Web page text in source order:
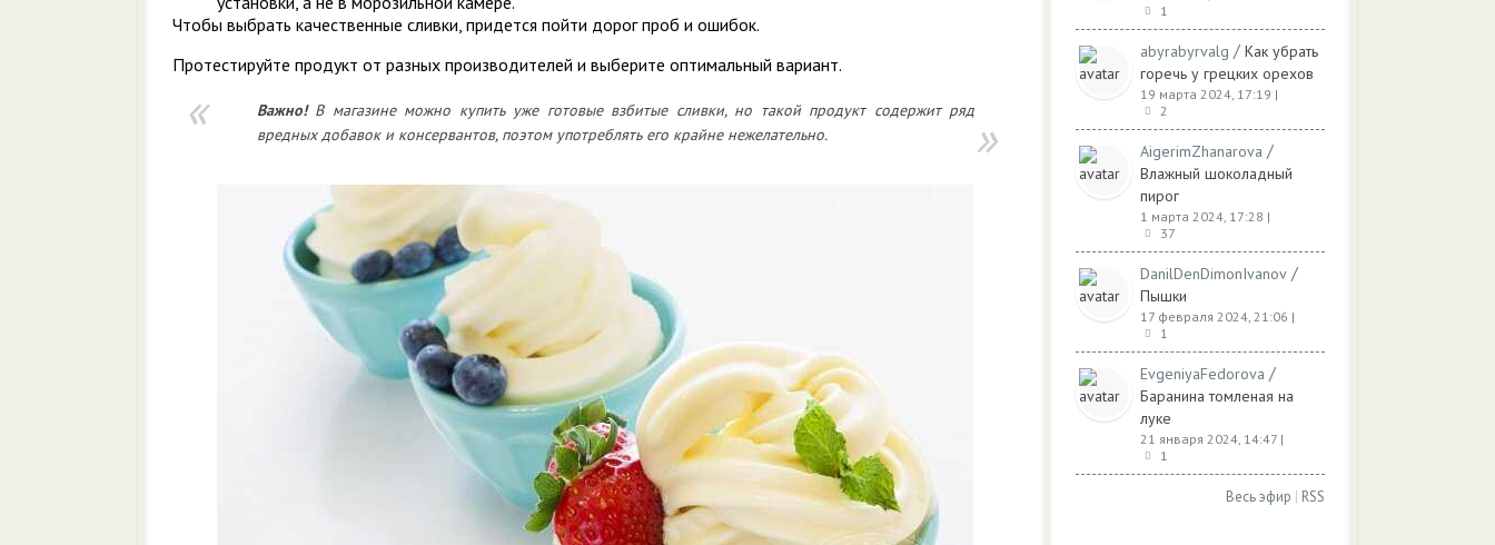
Чтобы выбрать качественные сливки, придется пойти дорог проб и ошибок.
Протестируйте продукт от разных производителей и выберите оптимальный вариант.
Важно!В магазине можно купить уже готовые взбитые сливки, но такой продукт содержит ряд
вредных добавок и консервантов, поэтом употреблять его крайне нежелательно.
1
abyrabyrvalg / Как убрать
горечь у грецких орехов
19 марта 2024, 17:19 |
2
AigerimZhanarova /
Влажный шоколадный
пирог
1 марта 2024, 17:28 |
37
DanilDenDimonIvanov /
Пышки
17 февраля 2024, 21:06 |
1
EvgeniyaFedorova /
Баранина томленая на
луке
21 января 2024, 14:47 |
1
Весь эфир | RSS